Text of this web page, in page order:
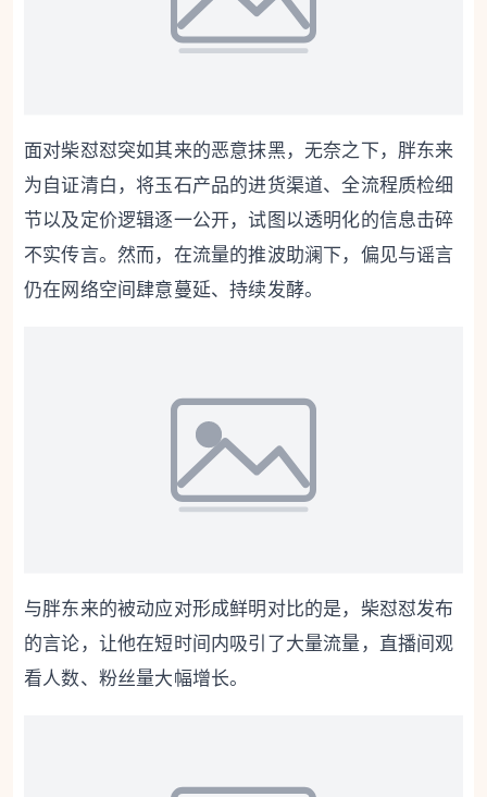
面对柴怼怼突如其来的恶意抹黑，无奈之下，胖东来
为自证清白，将玉石产品的进货渠道、全流程质检细
节以及定价逻辑逐一公开，试图以透明化的信息击碎
不实传言。然而，在流量的推波助澜下，偏见与谣言
仍在网络空间肆意蔓延、持续发酵。
与胖东来的被动应对形成鲜明对比的是，柴怼怼发布
的言论，让他在短时间内吸引了大量流量，直播间观
看人数、粉丝量大幅增长。